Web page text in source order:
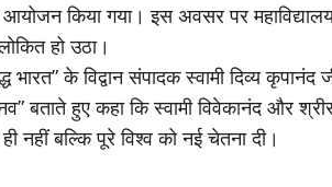
किया गया। इस अवसर पर
हो उठा।
के विद्वान संपादक स्वामी दिव्य कृपानंद
बताते हुए कहा कि स्वामी विवेकानंद और
नहीं बल्कि पूरे विश्व को नई चेतना दी।